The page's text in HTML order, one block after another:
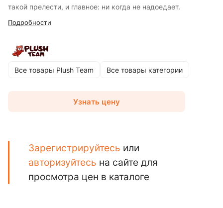
такой прелести, и главное: ни когда не надоедает.
Подробности
Все товары Plush Team Все товары категории
Узнать цену
Зарегистрируйтесь или
авторизуйтесь на сайте для
просмотра цен в каталоге